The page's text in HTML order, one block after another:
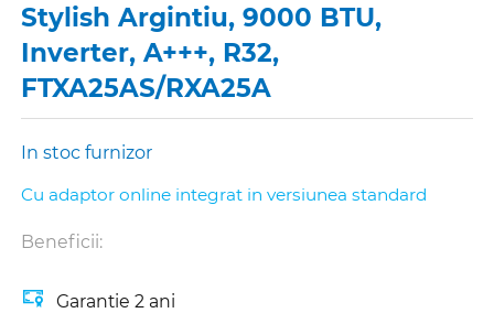
Stylish Argintiu, 9000 BTU,
Inverter, A+++, R32,
FTXA25AS/RXA25A
In stoc furnizor
Cu adaptor online integrat in versiunea standard
Beneficii:
Garantie 2 ani